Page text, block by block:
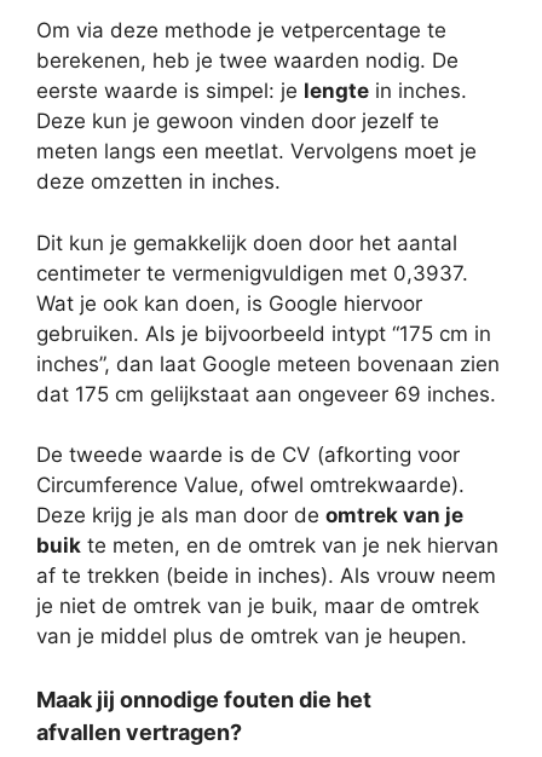
Om via deze methode je vetpercentage te
berekenen, heb je twee waarden nodig. De
eerste waarde is simpel: je lengte in inches.
Deze kun je gewoon vinden door jezelf te
meten langs een meetlat. Vervolgens moet je
deze omzetten in inches.
Dit kun je gemakkelijk doen door het aantal
centimeter te vermenigvuldigen met 0,3937.
Wat je ook kan doen, is Google hiervoor
gebruiken. Als je bijvoorbeeld intypt “175 cm in
inches”, dan laat Google meteen bovenaan zien
dat 175 cm gelijkstaat aan ongeveer 69 inches.
De tweede waarde is de CV (afkorting voor
Circumference Value, ofwel omtrekwaarde).
Deze krijg je als man door de omtrek van je
buik te meten, en de omtrek van je nek hiervan
af te trekken (beide in inches). Als vrouw neem
je niet de omtrek van je buik, maar de omtrek
van je middel plus de omtrek van je heupen.
Maak jij onnodige fouten die het
afvallen vertragen?